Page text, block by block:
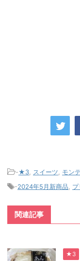
-★3 スイーツ
モン
-2024年5月新商品 プ
関連記事
★3